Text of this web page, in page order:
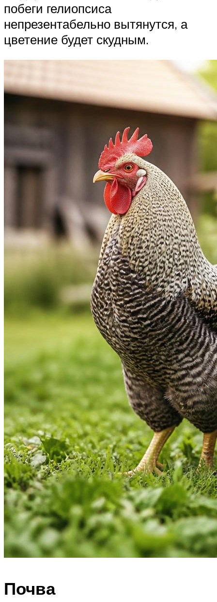
побеги гелиопсиса
непрезентабельно вытянутся, а
цветение будет скудным.
Почва